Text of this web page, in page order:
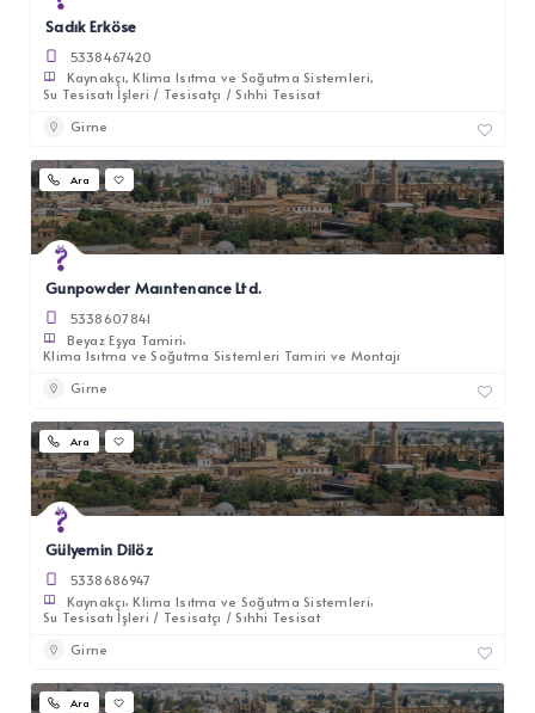
Sadık Erköse
5338467420
Kaynakçı Klima Isıtma ve Soğutma Sistemleri
Su Tesisatı İşleri / Tesisatçı / Sıhhi Tesisat
Girne
Ara
Gunpowder Maıntenance Ltd.
5338607841
Beyaz Eşya Tamiri
Klima Isıtma ve Soğutma Sistemleri Tamiri ve Montajı
Girne
Ara
Gülyemin Dilöz
5338686947
Kaynakçı Klima Isıtma ve Soğutma Sistemleri
Su Tesisatı İşleri / Tesisatçı / Sıhhi Tesisat
Girne
Ara